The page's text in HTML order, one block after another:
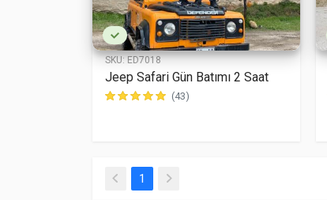
SKU:ED7018
Jeep Safari Gün Batımı 2 Saat
(43)
1 (current)